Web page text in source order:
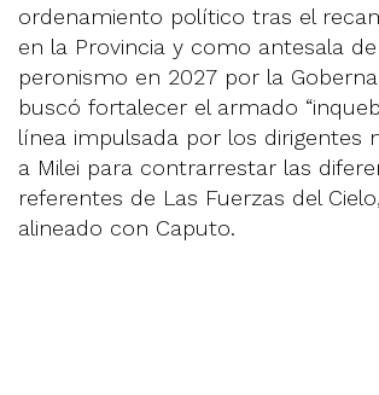
ordenamiento político tras el
en la Provincia y como antesala
peronismo en 2027 por la
buscó fortalecer el armado
línea impulsada por los dirigentes
a Milei para contrarrestar las
referentes de Las Fuerzas del
alineado con Caputo.